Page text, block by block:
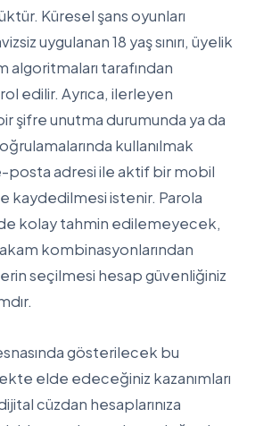
Küresel şans oyunları
uygulanan 18 yaş sınırı, üyelik
algoritmaları tarafından
edilir. Ayrıca, ilerleyen
şifre unutma durumunda ya da
kullanılmak
posta adresi ile aktif bir mobil
kaydedilmesi istenir. Parola
de kolay tahmin edilemeyecek,
kombinasyonlarından
seçilmesi hesap güvenliğiniz
gösterilecek bu
elde edeceğiniz kazanımları
cüzdan hesaplarınıza